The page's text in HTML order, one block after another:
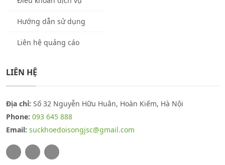
Hướng dẫn sử dụng
Liên hệ quảng cáo
LIÊN HỆ
Địa chỉ: Số 32 Nguyễn Hữu Huân, Hoàn Kiếm, Hà Nội
Phone: 093 645 888
Email: suckhoedoisongjsc@gmail.com